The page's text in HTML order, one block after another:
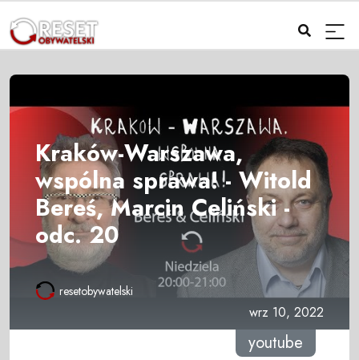
Kraków-Warszawa,
wspólna sprawa! - Witold
Bereś, Marcin Celiński -
odc. 20
resetobywatelski
wrz 10, 2022
youtube